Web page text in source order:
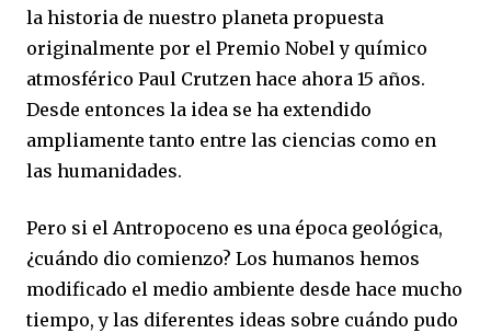
la historia de nuestro planeta propuesta
originalmente por el Premio Nobel y químico
atmosférico Paul Crutzen hace ahora 15 años.
Desde entonces la idea se ha extendido
ampliamente tanto entre las ciencias como en
las humanidades.
Pero si el Antropoceno es una época geológica,
¿cuándo dio comienzo? Los humanos hemos
modificado el medio ambiente desde hace mucho
tiempo, y las diferentes ideas sobre cuándo pudo